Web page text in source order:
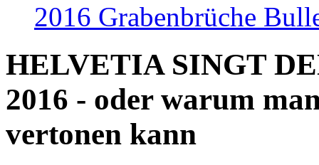
2016 Grabenbrüche
HELVETIA SINGT
2016 - oder warum
vertonen kann